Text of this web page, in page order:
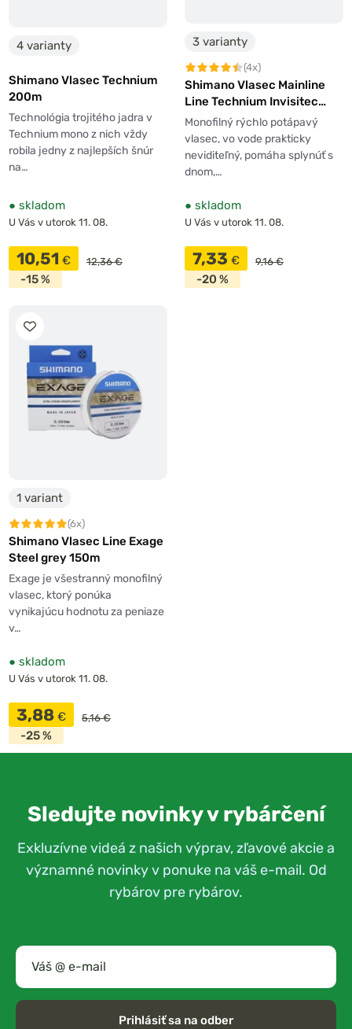
4 varianty
Shimano Vlasec Technium
200m
Technológia trojitého jadra v
Technium mono z nich vždy
robila jedny z najlepších šnúr
na…
● skladom
U Vás v utorok 11. 08.
10,51 € 12,36 €
-15 %
3 varianty
(4x)
Shimano Vlasec Mainline
Line Technium Invisitec
300m
Monofilný rýchlo potápavý
vlasec, vo vode prakticky
neviditeľný, pomáha splynúť s
dnom,…
● skladom
U Vás v utorok 11. 08.
7,33 € 9,16 €
-20 %
1 variant
(6x)
Shimano Vlasec Line Exage
Steel grey 150m
Exage je všestranný monofilný
vlasec, ktorý ponúka
vynikajúcu hodnotu za peniaze
v…
● skladom
U Vás v utorok 11. 08.
3,88 € 5,16 €
-25 %
Sledujte novinky v rybárčení
Exkluzívne videá z našich výprav, zľavové akcie a
významné novinky v ponuke na váš e-mail. Od
rybárov pre rybárov.
Prihlásiť sa na odber